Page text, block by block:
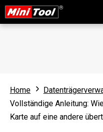
Home
Vollständige Anleitung:
Karte auf eine andere